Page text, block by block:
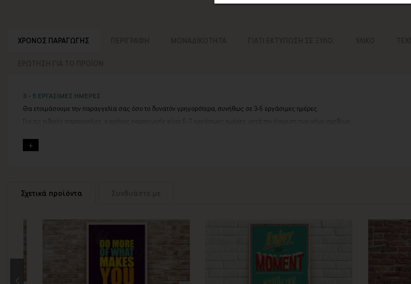
ΧΡΟΝΟΣ ΠΑΡΑΓΩΓΗΣ
3 - 5 ΕΡΓΑΣΙΜΕΣ ΗΜΕΡΕΣ
Θα ετοιμάσουμε την παραγγελία σας όσο το δυνατόν γρηγορότερα, συνήθως σε 3-5 εργάσιμες ημέρες.
Για τις ειδικές παραγγελίες, ο χρόνος παραγωγής είναι 5-7 εργάσιμες ημέρες, μετά την έγκριση των νέων σχεδίων.
Για αυτές τις περιπτώσεις - φροντίστε την παραγγελία σας νωρίτερα!
Σχετικά προϊόντα